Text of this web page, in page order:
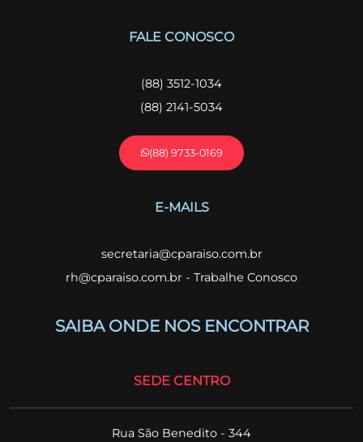
FALE CONOSCO
(88) 3512-1034
(88) 2141-5034
(88) 9733-0169
E-MAILS
secretaria@cparaiso.com.br
rh@cparaiso.com.br - Trabalhe Conosco
SAIBA ONDE NOS ENCONTRAR
SEDE CENTRO
Rua São Benedito - 344